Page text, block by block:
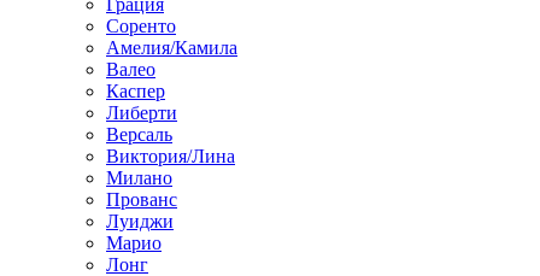
Грация
Соренто
Амелия/Камила
Валео
Каспер
Либерти
Версаль
Виктория/Лина
Милано
Прованс
Луиджи
Марио
Лонг